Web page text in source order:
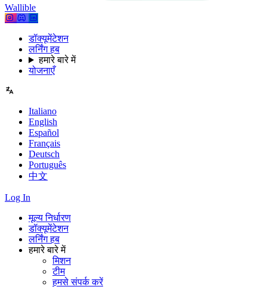
Wallible
डॉक्यूमेंटेशन
लर्निंग हब
हमारे बारे में
योजनाएँ
Italiano
English
Español
Français
Deutsch
Português
中文
Log In
मूल्य निर्धारण
डॉक्यूमेंटेशन
लर्निंग हब
हमारे बारे में
मिशन
टीम
हमसे संपर्क करें